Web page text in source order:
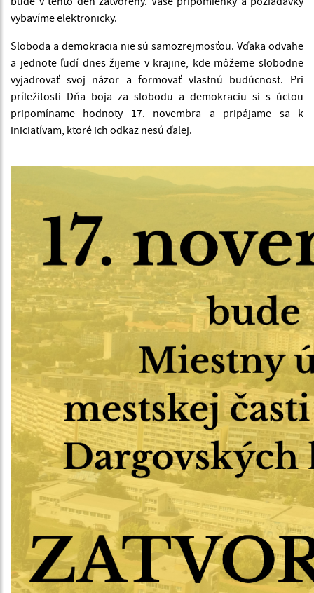
vybavíme elektronicky.
Sloboda a demokracia nie sú samozrejmosťou. Vďaka odvahe
a jednote ľudí dnes žijeme v krajine, kde môžeme slobodne
vyjadrovať svoj názor a formovať vlastnú budúcnosť. Pri
príležitosti Dňa boja za slobodu a demokraciu si s úctou
pripomíname hodnoty 17. novembra a pripájame sa k
iniciatívam, ktoré ich odkaz nesú ďalej.